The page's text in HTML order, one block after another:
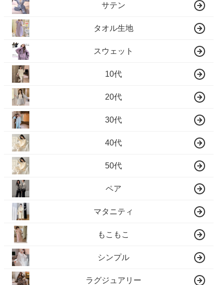
サテン
タオル生地
スウェット
10代
20代
30代
40代
50代
ペア
マタニティ
もこもこ
シンプル
ラグジュアリー